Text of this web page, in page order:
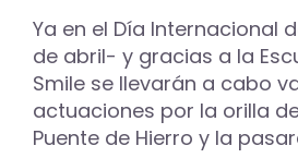
Ya en el Día Internacional
de abril- y gracias a la
Smile se llevarán a cabo
actuaciones por la orilla
Puente de Hierro y la